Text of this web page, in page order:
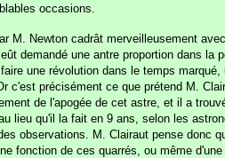
occasions.
M. Newton cadrât merveilleusement
demandé une antre proportion dans
une révolution dans le temps
c'est précisément ce que prétend M.
de l'apogée de cet astre, et il a
lieu qu'il la fait en 9 ans, selon les
observations. M. Clairaut pense donc
fonction de ces quarrés, ou même